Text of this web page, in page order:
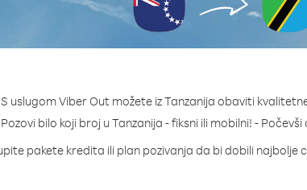
S uslugom Viber Out možete iz Tanzanija obaviti
Pozovi bilo koji broj u Tanzanija - fiksni ili mobilni! -
pakete kredita ili plan pozivanja da bi dobili najbolje